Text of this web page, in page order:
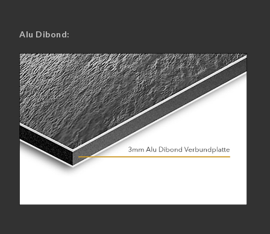
Alu Dibond: